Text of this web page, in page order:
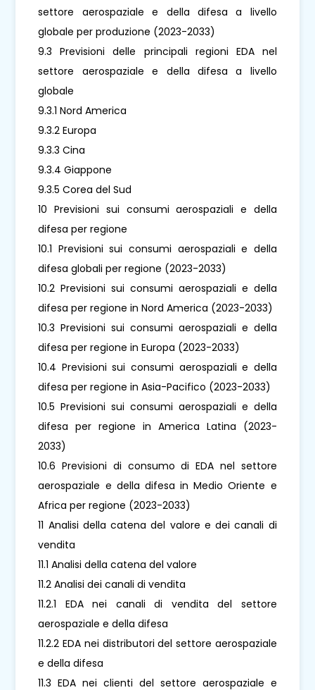
settore aerospaziale e della difesa a livello
globale per produzione (2023-2033)
9.3 Previsioni delle principali regioni EDA nel
settore aerospaziale e della difesa a livello
globale
9.3.1 Nord America
9.3.2 Europa
9.3.3 Cina
9.3.4 Giappone
9.3.5 Corea del Sud
10 Previsioni sui consumi aerospaziali e della
difesa per regione
10.1 Previsioni sui consumi aerospaziali e della
difesa globali per regione (2023-2033)
10.2 Previsioni sui consumi aerospaziali e della
difesa per regione in Nord America (2023-2033)
10.3 Previsioni sui consumi aerospaziali e della
difesa per regione in Europa (2023-2033)
10.4 Previsioni sui consumi aerospaziali e della
difesa per regione in Asia-Pacifico (2023-2033)
10.5 Previsioni sui consumi aerospaziali e della
difesa per regione in America Latina (2023-
2033)
10.6 Previsioni di consumo di EDA nel settore
aerospaziale e della difesa in Medio Oriente e
Africa per regione (2023-2033)
11 Analisi della catena del valore e dei canali di
vendita
11.1 Analisi della catena del valore
11.2 Analisi dei canali di vendita
11.2.1 EDA nei canali di vendita del settore
aerospaziale e della difesa
11.2.2 EDA nei distributori del settore aerospaziale
e della difesa
11.3 EDA nei clienti del settore aerospaziale e